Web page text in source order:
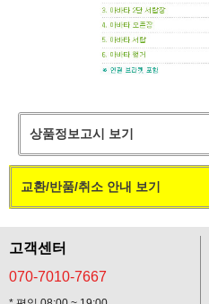
상품정보고시 보기
교환/반품/취소 안내 보기
고객센터
070-7010-7667